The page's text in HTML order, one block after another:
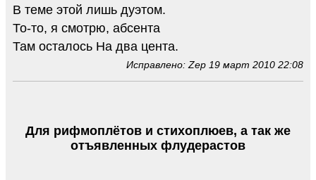
В теме этой лишь дуэтом.
То-то, я смотрю, абсента
Там осталось На два цента.
Исправлено: Zep 19 март 2010 22:08
Для рифмоплётов и стихоплюев, а так же
отъявленных флудерастов